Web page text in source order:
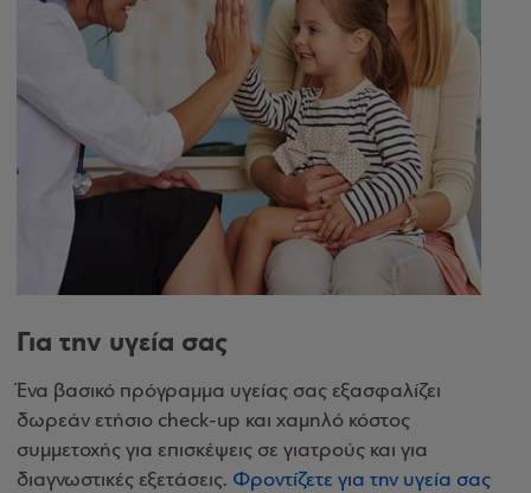
Για την υγεία σας
Ένα βασικό πρόγραμμα υγείας σας εξασφαλίζει
δωρεάν ετήσιο check-up και χαμηλό κόστος
συμμετοχής για επισκέψεις σε γιατρούς και για
διαγνωστικές εξετάσεις. Φροντίζετε για την υγεία σας